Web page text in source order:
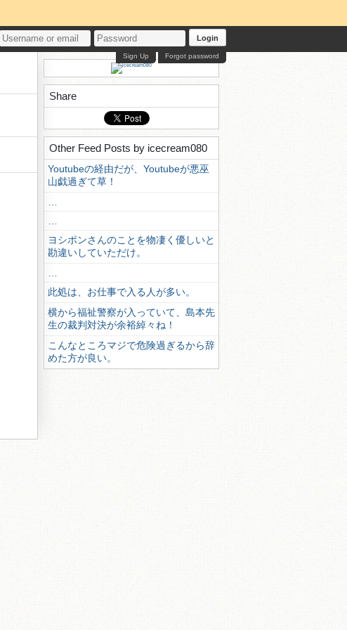
Login
Forgot password
Sign Up
Share
Other Feed Posts by icecream080
Youtubeの経由だが、Youtubeが悪巫
山戯過ぎて草！
ヨシポンさんのことを物凄く優しいと
勘違いしていただけ。
此処は、お仕事で入る人が多い。
横から福祉警察が入っていて、島本先
生の裁判対決が余裕綽々ね！
こんなところマジで危険過ぎるから辞
めた方が良い。